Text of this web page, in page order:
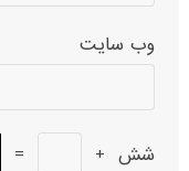
وب‌ سایت
شش +
=